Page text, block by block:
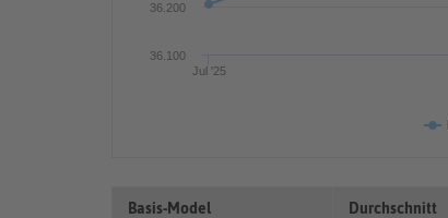
Jul '25
36.100
36.200
Basis-Model Durchschnitt